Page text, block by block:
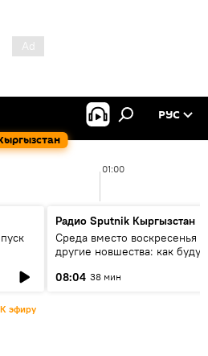
РУС
01:00
Радио Sputnik Кыргызстан
Среда вместо воскресенья и
другие новшества: как будут
08:04 38 мин
К эфиру